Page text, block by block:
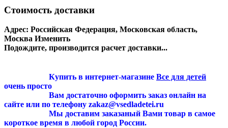
Стоимость доставки
Адрес: Российская Федерация, Московская область,
Москва Изменить
Подождите, производится расчет доставки...
Купить в интернет-магазине Все для детей
очень просто
Вам достаточно оформить заказ онлайн на
сайте или по телефону zakaz@vsedladetei.ru
Мы доставим заказаный Вами товар в самое
короткое время в любой город России.